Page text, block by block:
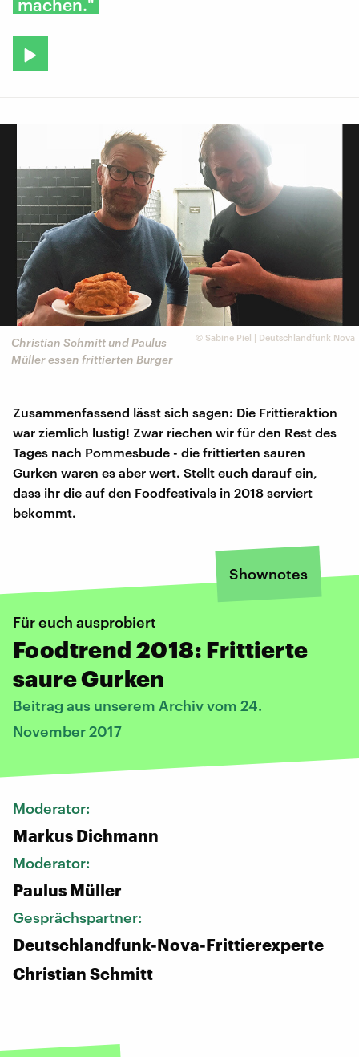
machen."
© Sabine Piel | Deutschlandfunk Nova
Christian Schmitt und Paulus
Müller essen frittierten Burger
Zusammenfassend lässt sich sagen: Die Frittieraktion
war ziemlich lustig! Zwar riechen wir für den Rest des
Tages nach Pommesbude - die frittierten sauren
Gurken waren es aber wert. Stellt euch darauf ein,
dass ihr die auf den Foodfestivals in 2018 serviert
bekommt.
Shownotes
Für euch ausprobiert
Foodtrend 2018: Frittierte
saure Gurken
Beitrag aus unserem Archiv vom 24.
November 2017
Moderator:
Markus Dichmann
Moderator:
Paulus Müller
Gesprächspartner:
Deutschlandfunk-Nova-Frittierexperte
Christian Schmitt